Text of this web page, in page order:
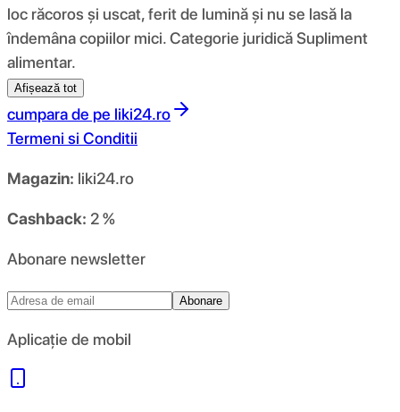
loc răcoros și uscat, ferit de lumină și nu se lasă la
îndemâna copiilor mici. Categorie juridică Supliment
alimentar.
Afișează tot
cumpara de pe liki24.ro
Termeni si Conditii
Magazin: liki24.ro
Cashback: 2 %
Abonare newsletter
Abonare
Aplicație de mobil